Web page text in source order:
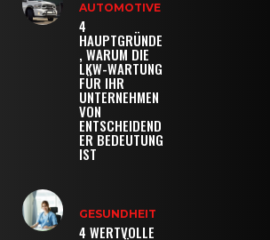
AUTOMOTIVE
4
HAUPTGRÜNDE
, WARUM DIE
LKW-WARTUNG
FÜR IHR
UNTERNEHMEN
VON
ENTSCHEIDEND
ER BEDEUTUNG
IST
GESUNDHEIT
4 WERTVOLLE